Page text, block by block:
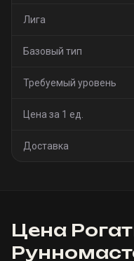
Лига
Базовый тип
Требуемый уровень
Цена за 1 ед.
Доставка
Цена